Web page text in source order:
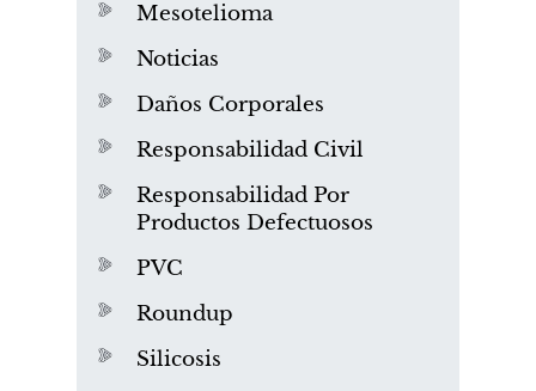
Mesotelioma
Noticias
Daños Corporales
Responsabilidad Civil
Responsabilidad Por
Productos Defectuosos
PVC
Roundup
Silicosis